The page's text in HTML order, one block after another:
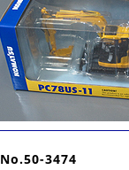
No.50-3474